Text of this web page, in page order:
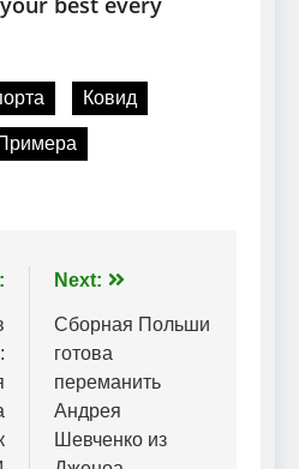
Ковид
Next:
Сборная Польши
готова
переманить
Андрея
Шевченко из